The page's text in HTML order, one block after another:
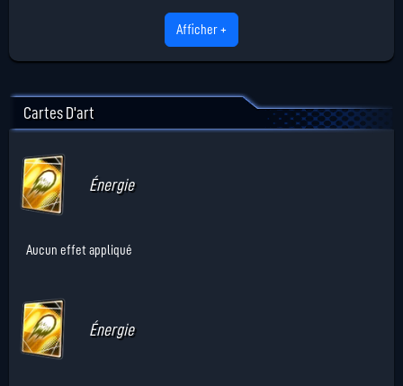
Afficher +
Cartes D'art
Énergie
Aucun effet appliqué
Énergie